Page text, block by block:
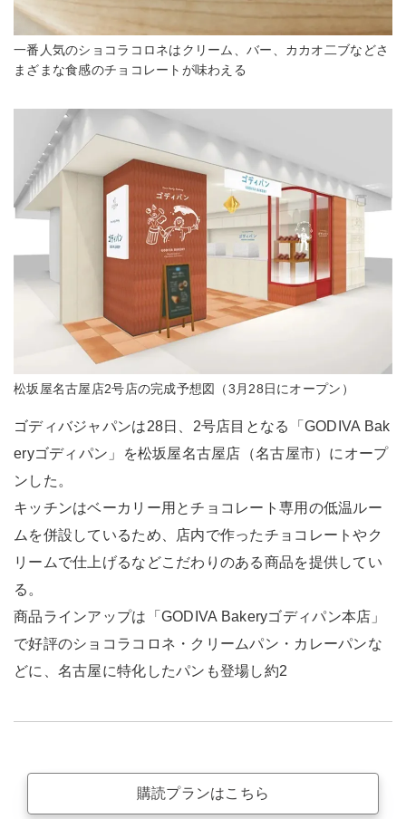
一番人気のショコラコロネはクリーム、バー、カカオ二ブなどさ
まざまな食感のチョコレートが味わえる
松坂屋名古屋店2号店の完成予想図（3月28日にオープン）
ゴディバジャパンは28日、2号店目となる「GODIVA Bak
eryゴディパン」を松坂屋名古屋店（名古屋市）にオープ
ンした。
キッチンはベーカリー用とチョコレート専用の低温ルー
ムを併設しているため、店内で作ったチョコレートやク
リームで仕上げるなどこだわりのある商品を提供してい
る。
商品ラインアップは「GODIVA Bakeryゴディパン本店」
で好評のショコラコロネ・クリームパン・カレーパンな
どに、名古屋に特化したパンも登場し約2
購読プランはこちら